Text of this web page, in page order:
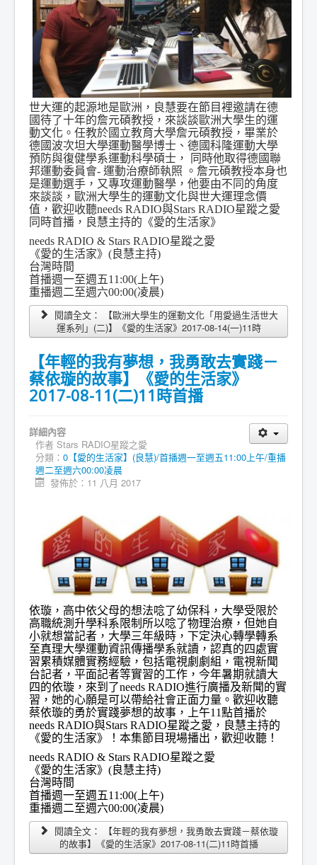
世大運的起源地是歐洲，良慧要在節目裡邀請在德
國待了十年的詹元碩教授，來談談歐洲大學生的運
動文化。任教於國立教育大學詹元碩教授，畢業於
德國波次坦大學運動醫學博士、德國科隆運動大學
預防與復健學系運動科學碩士， 同時他取得德國聯
邦運動委員會- 運動治療師執照 。詹元碩教授本身也
是運動選手，又專攻運動醫學，他要由不同的角度
來談談，歐洲大學生的運動文化與世大運理念價
值，歡迎收聽needs RADIO與Stars RADIO星蹤之愛
同時首播，良慧主持的《愛的生活家》
needs RADIO & Stars RADIO星蹤之愛
《愛的生活家》(良慧主持)
台灣時間
首播週一至週五11:00(上午)
重播週二至週六00:00(凌晨)
閱讀全文： 【歐洲大學生的運動文化「用愛過生活世大
運系列」(二)】《愛的生活家》2017-08-14(一)11時
【年輕的我有夢想，我勇敢去實踐－
蔡依璇的故事】《愛的生活家》
2017-08-11(二)11時首播
詳細內容
作者 Stars RADIO星蹤之愛
分類： 0【愛的生活家】(良慧)/首播週一至週五11:00上午/重播
週二至週六00:00凌晨
發佈於：11 八月 2017
依璇，高中依父母的想法唸了幼保科，大學受限於
高職統測升學科系限制所以唸了物理治療，但她自
小就想當記者，大學三年級時，下定決心轉學轉系
至真理大學運動資訊傳播學系就讀，認真的四處實
習累積媒體實務經驗，包括電視劇劇組，電視新聞
台記者，平面記者等實習的工作，今年暑期就讀大
四的依璇，來到了needs RADIO進行廣播及新聞的實
習，她的心願是可以帶給社會正面力量。歡迎收聽
蔡依璇的勇於實踐夢想的故事，上午11點首播於
needs RADIO與Stars RADIO星蹤之愛，良慧主持的
《愛的生活家》！本集節目現場播出，歡迎收聽！
needs RADIO & Stars RADIO星蹤之愛
《愛的生活家》(良慧主持)
台灣時間
首播週一至週五11:00(上午)
重播週二至週六00:00(凌晨)
閱讀全文： 【年輕的我有夢想，我勇敢去實踐－蔡依璇
的故事】《愛的生活家》2017-08-11(二)11時首播